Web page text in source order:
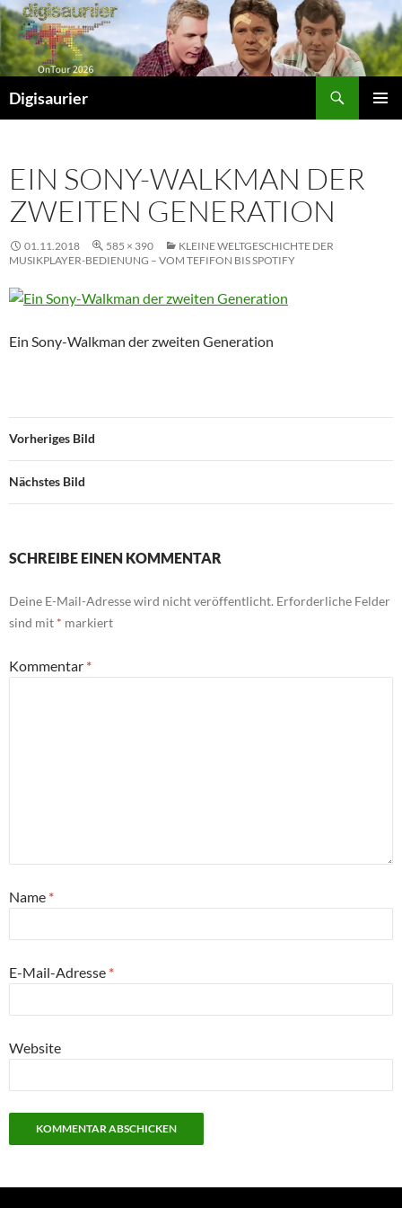
Zum
Inhalt
springen
Digisaurier
EIN SONY-WALKMAN DER
ZWEITEN GENERATION
01.11.2018 585 × 390
KLEINE WELTGESCHICHTE DER
MUSIKPLAYER-BEDIENUNG – VOM TEFIFON BIS SPOTIFY
Ein Sony-Walkman der zweiten Generation
Vorheriges Bild
Nächstes Bild
SCHREIBE EINEN KOMMENTAR
Deine E-Mail-Adresse wird nicht veröffentlicht. Erforderliche Felder
sind mit * markiert
Kommentar *
Name *
E-Mail-Adresse *
Website